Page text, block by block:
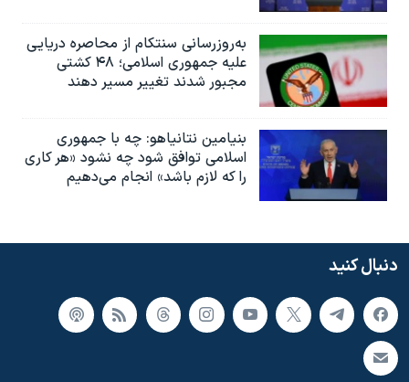
به‌روزرسانی سنتکام از محاصره دریایی
علیه جمهوری اسلامی؛ ۴۸ کشتی
مجبور شدند تغییر مسیر دهند
بنیامین نتانیاهو: چه با جمهوری
اسلامی توافق شود چه نشود «هر کاری
را که لازم باشد» انجام می‌دهیم
دنبال کنید